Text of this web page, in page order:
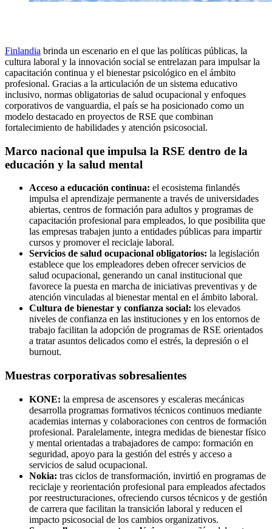
Finlandia brinda un escenario en el que las políticas públicas, la
cultura laboral y la innovación social se entrelazan para impulsar la
capacitación continua y el bienestar psicológico en el ámbito
profesional. Gracias a la articulación de un sistema educativo
inclusivo, normas obligatorias de salud ocupacional y enfoques
corporativos de vanguardia, el país se ha posicionado como un
modelo destacado en proyectos de RSE que combinan
fortalecimiento de habilidades y atención psicosocial.
Marco nacional que impulsa la RSE dentro de la
educación y la salud mental
Acceso a educación continua: el ecosistema finlandés
impulsa el aprendizaje permanente a través de universidades
abiertas, centros de formación para adultos y programas de
capacitación profesional para empleados, lo que posibilita que
las empresas trabajen junto a entidades públicas para impartir
cursos y promover el reciclaje laboral.
Servicios de salud ocupacional obligatorios: la legislación
establece que los empleadores deben ofrecer servicios de
salud ocupacional, generando un canal institucional que
favorece la puesta en marcha de iniciativas preventivas y de
atención vinculadas al bienestar mental en el ámbito laboral.
Cultura de bienestar y confianza social: los elevados
niveles de confianza en las instituciones y en los entornos de
trabajo facilitan la adopción de programas de RSE orientados
a tratar asuntos delicados como el estrés, la depresión o el
burnout.
Muestras corporativas sobresalientes
KONE: la empresa de ascensores y escaleras mecánicas
desarrolla programas formativos técnicos continuos mediante
academias internas y colaboraciones con centros de formación
profesional. Paralelamente, integra medidas de bienestar físico
y mental orientadas a trabajadores de campo: formación en
seguridad, apoyo para la gestión del estrés y acceso a
servicios de salud ocupacional.
Nokia: tras ciclos de transformación, invirtió en programas de
reciclaje y reorientación profesional para empleados afectados
por reestructuraciones, ofreciendo cursos técnicos y de gestión
de carrera que facilitan la transición laboral y reducen el
impacto psicosocial de los cambios organizativos.